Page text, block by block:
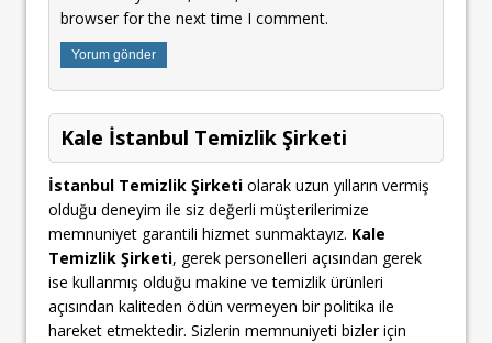
browser for the next time I comment.
Kale İstanbul Temizlik Şirketi
İstanbul Temizlik Şirketi olarak uzun yılların vermiş
olduğu deneyim ile siz değerli müşterilerimize
memnuniyet garantili hizmet sunmaktayız. Kale
Temizlik Şirketi, gerek personelleri açısından gerek
ise kullanmış olduğu makine ve temizlik ürünleri
açısından kaliteden ödün vermeyen bir politika ile
hareket etmektedir. Sizlerin memnuniyeti bizler için